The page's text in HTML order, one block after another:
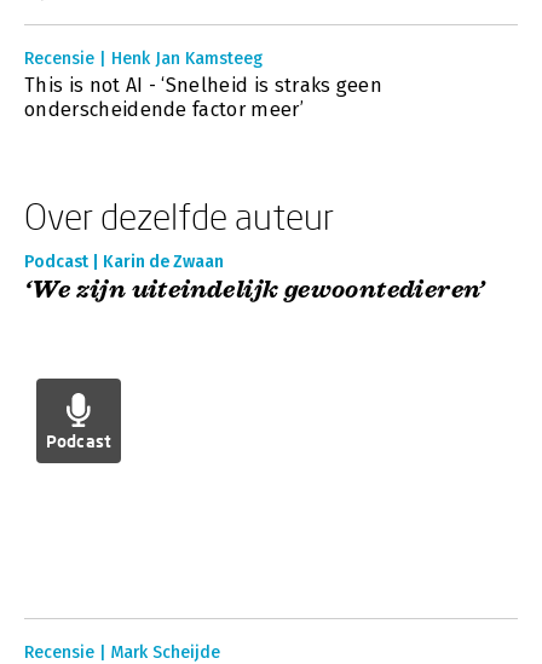
Recensie | Henk Jan Kamsteeg
This is not AI - ‘Snelheid is straks geen
onderscheidende factor meer’
Over dezelfde auteur
Podcast | Karin de Zwaan
‘We zijn uiteindelijk gewoontedieren’
Podcast
Recensie | Mark Scheijde